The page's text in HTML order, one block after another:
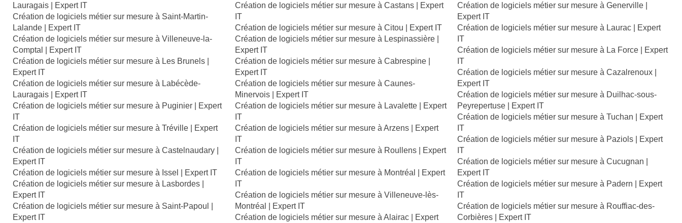
Lauragais | Expert IT
Création de logiciels métier sur mesure à Saint-Martin-
Lalande | Expert IT
Création de logiciels métier sur mesure à Villeneuve-la-
Comptal | Expert IT
Création de logiciels métier sur mesure à Les Brunels |
Expert IT
Création de logiciels métier sur mesure à Labécède-
Lauragais | Expert IT
Création de logiciels métier sur mesure à Puginier | Expert
IT
Création de logiciels métier sur mesure à Tréville | Expert
IT
Création de logiciels métier sur mesure à Castelnaudary |
Expert IT
Création de logiciels métier sur mesure à Issel | Expert IT
Création de logiciels métier sur mesure à Lasbordes |
Expert IT
Création de logiciels métier sur mesure à Saint-Papoul |
Expert IT
Création de logiciels métier sur mesure à Castans | Expert
IT
Création de logiciels métier sur mesure à Citou | Expert IT
Création de logiciels métier sur mesure à Lespinassière |
Expert IT
Création de logiciels métier sur mesure à Cabrespine |
Expert IT
Création de logiciels métier sur mesure à Caunes-
Minervois | Expert IT
Création de logiciels métier sur mesure à Lavalette | Expert
IT
Création de logiciels métier sur mesure à Arzens | Expert
IT
Création de logiciels métier sur mesure à Roullens | Expert
IT
Création de logiciels métier sur mesure à Montréal | Expert
IT
Création de logiciels métier sur mesure à Villeneuve-lès-
Montréal | Expert IT
Création de logiciels métier sur mesure à Alairac | Expert
Création de logiciels métier sur mesure à Generville |
Expert IT
Création de logiciels métier sur mesure à Laurac | Expert
IT
Création de logiciels métier sur mesure à La Force | Expert
IT
Création de logiciels métier sur mesure à Cazalrenoux |
Expert IT
Création de logiciels métier sur mesure à Duilhac-sous-
Peyrepertuse | Expert IT
Création de logiciels métier sur mesure à Tuchan | Expert
IT
Création de logiciels métier sur mesure à Paziols | Expert
IT
Création de logiciels métier sur mesure à Cucugnan |
Expert IT
Création de logiciels métier sur mesure à Padern | Expert
IT
Création de logiciels métier sur mesure à Rouffiac-des-
Corbières | Expert IT